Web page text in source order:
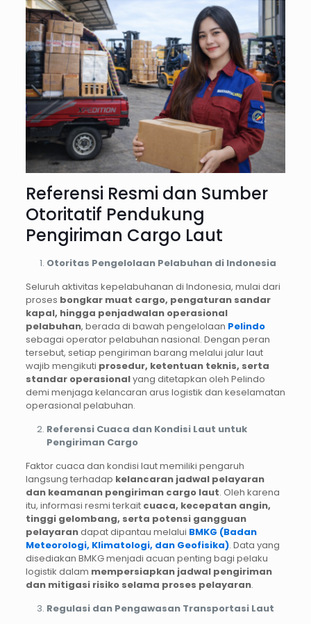
Referensi Resmi dan Sumber
Otoritatif Pendukung
Pengiriman Cargo Laut
Otoritas Pengelolaan Pelabuhan di Indonesia
Seluruh aktivitas kepelabuhanan di Indonesia, mulai dari
proses bongkar muat cargo, pengaturan sandar
kapal, hingga penjadwalan operasional
pelabuhan, berada di bawah pengelolaan Pelindo
sebagai operator pelabuhan nasional. Dengan peran
tersebut, setiap pengiriman barang melalui jalur laut
wajib mengikuti prosedur, ketentuan teknis, serta
standar operasionalyang ditetapkan oleh Pelindo
demi menjaga kelancaran arus logistik dan keselamatan
operasional pelabuhan.
Referensi Cuaca dan Kondisi Laut untuk
Pengiriman Cargo
Faktor cuaca dan kondisi laut memiliki pengaruh
langsung terhadap kelancaran jadwal pelayaran
dan keamanan pengiriman cargo laut. Oleh karena
itu, informasi resmi terkait cuaca, kecepatan angin,
tinggi gelombang, serta potensi gangguan
pelayarandapat dipantau melalui BMKG (Badan
Meteorologi, Klimatologi, dan Geofisika). Data yang
disediakan BMKG menjadi acuan penting bagi pelaku
logistik dalam mempersiapkan jadwal pengiriman
dan mitigasi risiko selama proses pelayaran.
Regulasi dan Pengawasan Transportasi Laut